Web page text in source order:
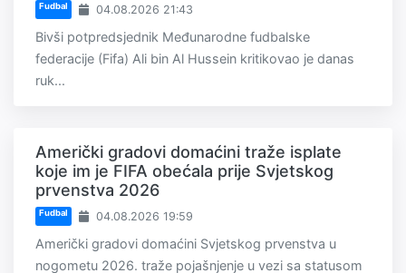
Fudbal 04.08.2026 21:43
Bivši potpredsjednik Međunarodne fudbalske
federacije (Fifa) Ali bin Al Hussein kritikovao je danas
ruk...
Američki gradovi domaćini traže isplate
koje im je FIFA obećala prije Svjetskog
prvenstva 2026
Fudbal 04.08.2026 19:59
Američki gradovi domaćini Svjetskog prvenstva u
nogometu 2026. traže pojašnjenje u vezi sa statusom